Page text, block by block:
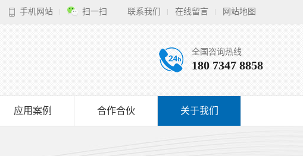
联系我们 在线留言 网站地图
手机网站 扫一扫
全国咨询热线
180 7347 8858
应用案例 合作合伙 关于我们